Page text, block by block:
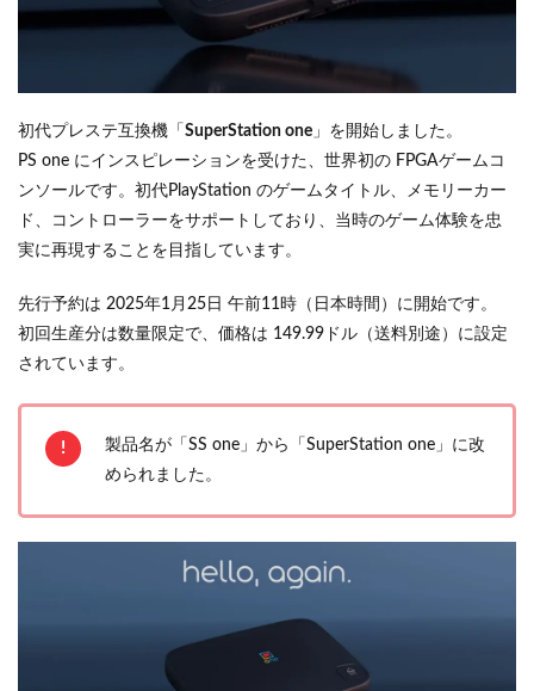
初代プレステ互換機「 SuperStation one 」を開始しました。
PS one にインスピレーションを受けた、世界初の FPGAゲームコ
ンソールです。初代PlayStation のゲームタイトル、メモリーカー
ド、コントローラーをサポートしており、当時のゲーム体験を忠
実に再現することを目指しています。
先行予約は 2025年1月25日 午前11時（日本時間）に開始です。
初回生産分は数量限定で、価格は 149.99ドル（送料別途）に設定
されています。
製品名が「SS one」から「SuperStation one」に改
められました。